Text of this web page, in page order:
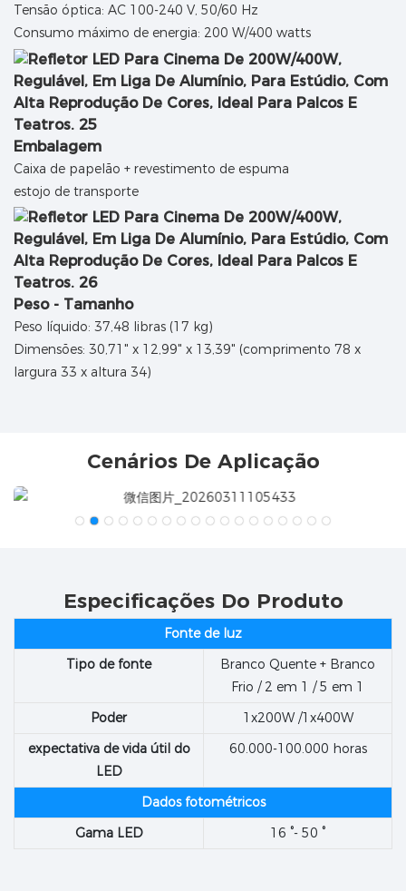
Tensão óptica: AC 100-240 V, 50/60 Hz
Consumo máximo de energia: 200 W/400 watts
Embalagem
Caixa de papelão + revestimento de espuma
estojo de transporte
Peso - Tamanho
Peso líquido: 37,48 libras (17 kg)
Dimensões: 30,71" x 12,99" x 13,39" (comprimento 78 x
largura 33 x altura 34)
Cenários De Aplicação
Especificações Do Produto
Fonte de luz
Tipo de fonte
Branco Quente + Branco
Frio / 2 em 1 / 5 em 1
Poder
1x200W /1x400W
expectativa de vida útil do
LED
60.000-100.000 horas
Dados fotométricos
Gama LED
16 °- 50 °